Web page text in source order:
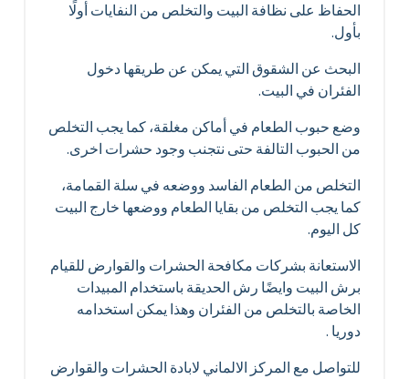
الحفاظ على نظافة البيت والتخلص من النفايات أولًا
بأول.
البحث عن الشقوق التي يمكن عن طريقها دخول
الفئران في البيت.
وضع حبوب الطعام في أماكن مغلقة، كما يجب التخلص
من الحبوب التالفة حتى نتجنب وجود حشرات اخرى.
التخلص من الطعام الفاسد ووضعه في سلة القمامة،
كما يجب التخلص من بقايا الطعام ووضعها خارج البيت
كل اليوم.
الاستعانة بشركات مكافحة الحشرات والقوارض للقيام
برش البيت وايضًا رش الحديقة باستخدام المبيدات
الخاصة بالتخلص من الفئران وهذا يمكن استخدامه
دوريا .
للتواصل مع المركز الالماني لابادة الحشرات والقوارض